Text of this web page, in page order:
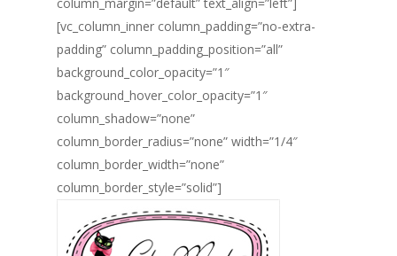
[vc_column_inner column_padding=”no-extra-
padding” column_padding_position=”all”
background_color_opacity=”1″
background_hover_color_opacity=”1″
column_shadow=”none”
column_border_radius=”none” width=”1/4″
column_border_width=”none”
column_border_style=”solid”]